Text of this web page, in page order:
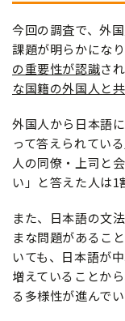
今回の調査で、外
課題が明らかにな
の重要性が認識さ
な国籍の外国人と
外国人から日本語
って答えられてい
人の同僚・上司と
い」と答えた人は1
また、日本語の文
まな問題があるこ
いても、日本語が
増えていることか
る多様性が進んで